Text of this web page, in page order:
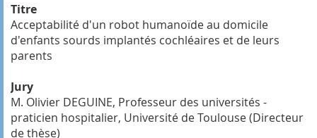
Titre
Acceptabilité d'un robot humanoïde au domicile
d'enfants sourds implantés cochléaires et de leurs
parents
Jury
M. Olivier DEGUINE, Professeur des universités -
praticien hospitalier, Université de Toulouse (Directeur
de thèse)